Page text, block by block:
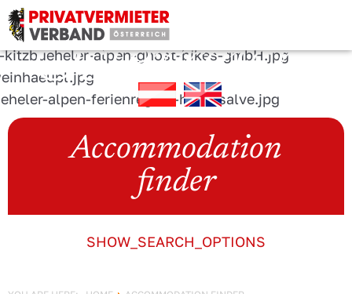
URLAUB IN
Österreich!
Accommodation
finder
SHOW_SEARCH_OPTIONS